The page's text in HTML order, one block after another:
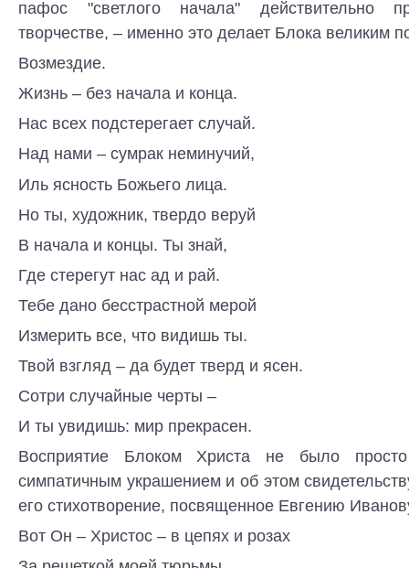
пафос "светлого начала" действительно
творчестве, – именно это делает Блока великим
Возмездие.
Жизнь – без начала и конца.
Нас всех подстерегает случай.
Над нами – сумрак неминучий,
Иль ясность Божьего лица.
Но ты, художник, твердо веруй
В начала и концы. Ты знай,
Где стерегут нас ад и рай.
Тебе дано бесстрастной мерой
Измерить все, что видишь ты.
Твой взгляд – да будет тверд и ясен.
Сотри случайные черты –
И ты увидишь: мир прекрасен.
Восприятие Блоком Христа не было
симпатичным украшением и об этом
его стихотворение, посвященное Евгению
Вот Он – Христос – в цепях и розах